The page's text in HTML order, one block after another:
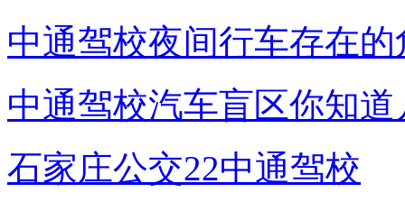
中通驾校夜间行车存在的
中通驾校汽车盲区你知道
石家庄公交22中通驾校